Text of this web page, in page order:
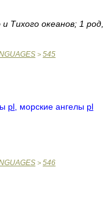
Тихого океанов; 1 род,
> 545
pl , морские ангелы pl
> 546